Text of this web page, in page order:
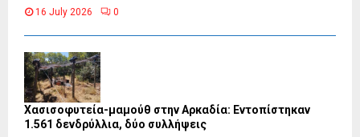
16 July 2026 0
Χασισοφυτεία-μαμούθ στην Αρκαδία: Εντοπίστηκαν
1.561 δενδρύλλια, δύο συλλήψεις